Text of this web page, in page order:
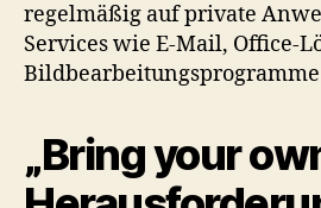
regelmäßig auf private
Services wie E-Mail, Office-
„Bring your